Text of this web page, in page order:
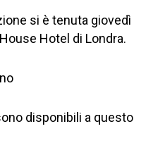
si è tenuta giovedì
Hotel di Londra.
disponibili a questo